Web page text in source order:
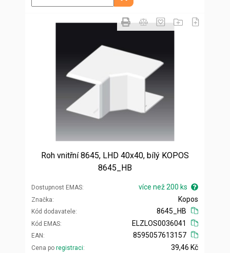
Roh vnitřní 8645, LHD 40x40, bílý KOPOS
8645_HB
Dostupnost EMAS více než 200 ks
Značka
Kód dodavatele
Kopos
8645_HB
Kód EMAS
EAN
ELZLOS0036041
8595057613157
Cena po registraci
39,46 Kč